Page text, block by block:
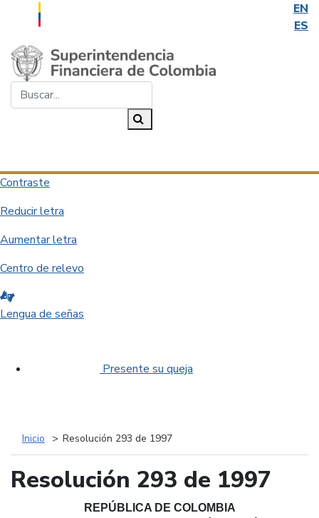
EN
ES
Saltar al contenido principal
Contraste
Reducir letra
Aumentar letra
Centro de relevo
Lengua de señas
Presente su queja
Inicio Resolución 293 de 1997
Resolución 293 de 1997
REPÚBLICA DE COLOMBIA